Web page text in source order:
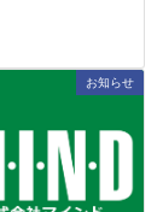
お知らせ